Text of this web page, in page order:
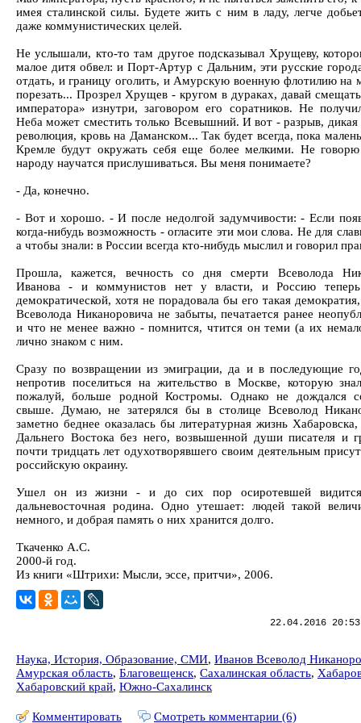
имея сталинской силы. Будете жить с ним в ладу, легче
даже коммунистических целей.
Не услышали, кто-то там другое подсказывал Хрущеву,
малое дитя обвел: и Порт-Артур с Дальним, эти русские
отдать, и границу оголить, и Амурскую военную флотилию на
порезать... Прозрел Хрущев - кругом в дураках, давай
императора» изнутри, заговором его соратников. Не
Неба может сместить только Всевышний. И вот - разрыв, дикая
революция, кровь на Даманском... Так будет всегда, пока
Кремле будут окружать себя еще более мелкими. Не
народу научатся прислушиваться. Вы меня понимаете?
- Да, конечно.
- Вот и хорошо. - И после недолгой задумчивости: - Если
когда-нибудь возможность - огласите эти мои слова. Не для
а чтобы знали: в России всегда кто-нибудь мыслил и говорил
Прошла, кажется, вечность со дня смерти Всеволода
Иванова - и коммунистов нет у власти, и Россию
демократической, хотя не порадовала бы его такая
Всеволода Никаноровича не забыты, печатается ранее
и что не менее важно - помнится, чтится он теми (а их
лично знаком с ним.
Сразу по возвращении из эмиграции, да и в последующие
непротив поселиться на жительство в Москве, которую
пожалуй, больше родной Костромы. Однако не дождался
свыше. Думаю, не затерялся бы в столице Всеволод
заметно беднее оказалась бы литературная жизнь
Дальнего Востока без него, возвышенной души писателя и
почти тридцать лет одухотворявшего своим деятельным
российскую окраину.
Ушел он из жизни - и до сих пор осиротевшей
дальневосточная родина. Одно утешает: людей такой
немного, и добрая память о них хранится долго.
Ткаченко А.С.
2000-й год.
Из книги «Штрихи: Мысли, эссе, притчи», 2006.
22.04.2016
Наука, История, Образование, СМИ, Иванов Всеволод
Амурская область, Благовещенск, Сахалинская область,
Хабаровский край, Южно-Сахалинск
Комментировать Смотреть комментарии (6)